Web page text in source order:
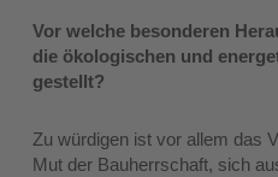
Vor welche besonderen
die ökologischen und
gestellt?
Zu würdigen ist vor allem das
Mut der Bauherrschaft, sich